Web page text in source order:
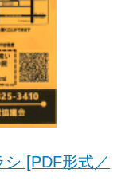
[PDF形式／